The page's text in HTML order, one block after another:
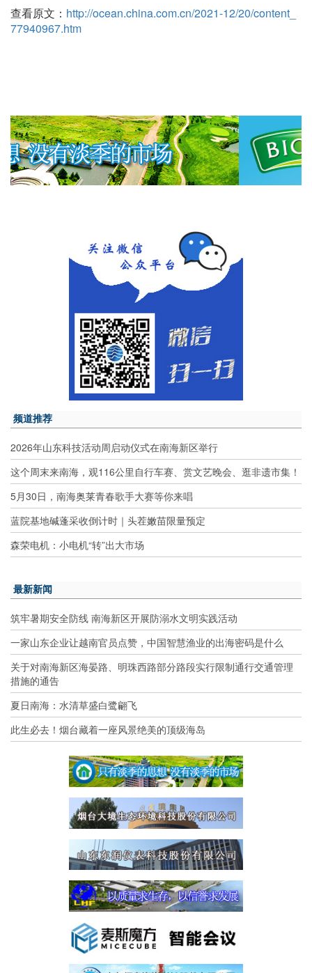
查看原文： http://ocean.china.com.cn/2021-12/20/content_
77940967.htm
频道推荐
2026年山东科技活动周启动仪式在南海新区举行
这个周末来南海，观116公里自行车赛、赏文艺晚会、逛非遗市集！
5月30日，南海奥莱青春歌手大赛等你来唱
蓝院基地碱蓬采收倒计时｜头茬嫩苗限量预定
森荣电机：小电机“转”出大市场
最新新闻
筑牢暑期安全防线 南海新区开展防溺水文明实践活动
一家山东企业让越南官员点赞，中国智慧渔业的出海密码是什么
关于对南海新区海晏路、明珠西路部分路段实行限制通行交通管理
措施的通告
夏日南海：水清草盛白鹭翩飞
此生必去！烟台藏着一座风景绝美的顶级海岛